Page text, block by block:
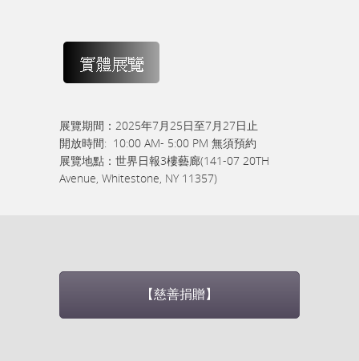
展覽期間：2025年7月25日至7月27日止
開放時間: 10:00 AM- 5:00 PM 無須預約
展覽地點：世界日報3樓藝廊(141-07 20TH
Avenue, Whitestone, NY 11357)
【慈善捐贈】